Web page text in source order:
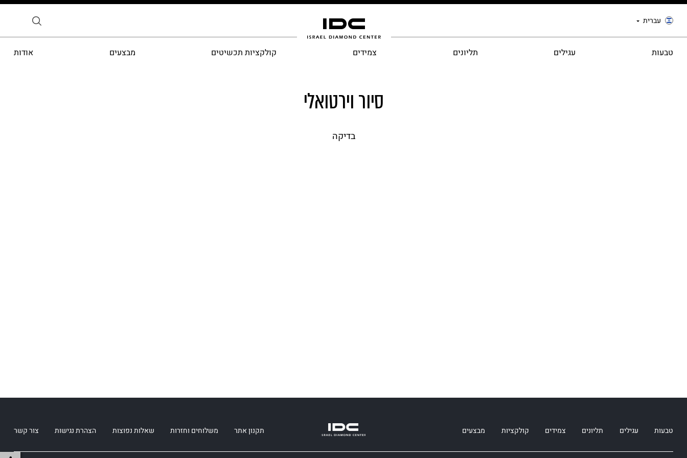
עברית
טבעות עגילים תליונים צמידים קולקציות תכשיטים מבצעים אודות
סיור וירטואלי
בדיקה
טבעות עגילים תליונים צמידים קולקציות מבצעים תקנון אתר משלוחים וחזרות שאלות נפוצות הצהרת נגישות צור קשר